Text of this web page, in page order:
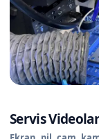
Servis